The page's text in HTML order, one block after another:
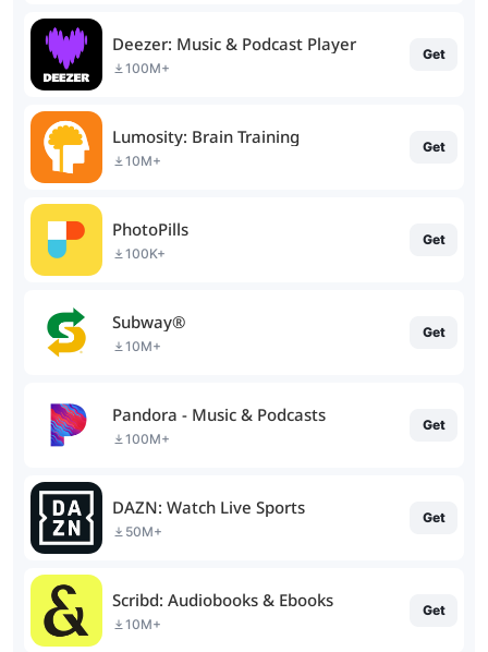
Deezer: Music & Podcast Player
100M+
Get
Lumosity: Brain Training
10M+
Get
PhotoPills
100K+
Get
Subway®
10M+
Get
Pandora - Music & Podcasts
100M+
Get
DAZN: Watch Live Sports
50M+
Get
Scribd: Audiobooks & Ebooks
10M+
Get